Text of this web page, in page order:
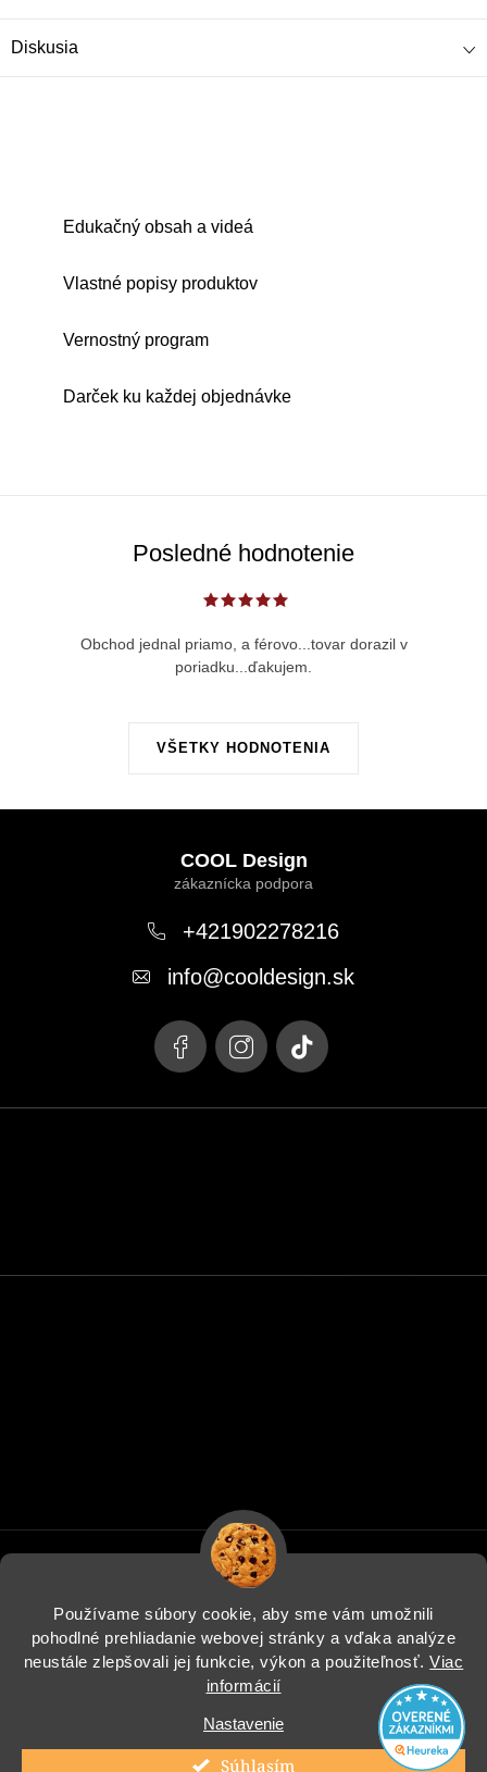
Používame súbory cookie, aby sme vám umožnili
pohodlné prehliadanie webovej stránky a vďaka analýze
neustále zlepšovali jej funkcie, výkon a použiteľnosť.Viac
informácií
Nastavenie
Súhlasím
Diskusia
Edukačný obsah a videá
Vlastné popisy produktov
Vernostný program
Darček ku každej objednávke
Posledné hodnotenie
VŠETKY HODNOTENIA
Obchod jednal priamo, a férovo...tovar dorazil v
poriadku...ďakujem.
COOL Design
+421902278216
info@cooldesign.sk
Informácie pre vás
Instagram